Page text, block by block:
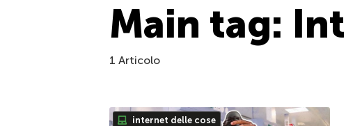
Main tag:
1 Articolo
internet delle cose